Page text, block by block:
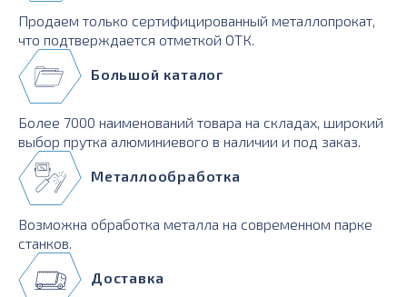
Продаем только сертифицированный металлопрокат,
что подтверждается отметкой ОТК.
Большой каталог
Более 7000 наименований товара на складах, широкий
выбор прутка алюминиевого в наличии и под заказ.
Металлообработка
Возможна обработка металла на современном парке
станков.
Доставка